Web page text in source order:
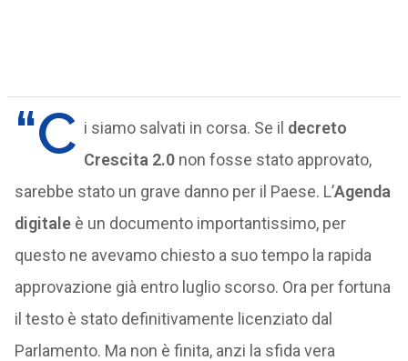
“C i siamo salvati in corsa. Se il decreto
Crescita 2.0 non fosse stato approvato,
sarebbe stato un grave danno per il Paese. L’Agenda
digitaleè un documento importantissimo, per
questo ne avevamo chiesto a suo tempo la rapida
approvazione già entro luglio scorso. Ora per fortuna
il testo è stato definitivamente licenziato dal
Parlamento. Ma non è finita, anzi la sfida vera